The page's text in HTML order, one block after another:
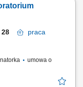
pomocniczego.
28
praca
umowa o